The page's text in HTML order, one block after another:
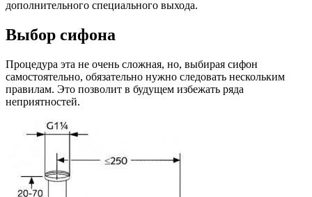
дополнительного специального выхода.
Выбор сифона
Процедура эта не очень сложная, но, выбирая сифон
самостоятельно, обязательно нужно следовать нескольким
правилам. Это позволит в будущем избежать ряда
неприятностей.